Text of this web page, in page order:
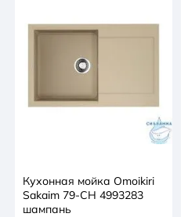
Кухонная мойка Omoikiri
Sakaim 79-CH 4993283
шампань